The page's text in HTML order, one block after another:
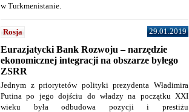
w Turkmenistanie.
Rosja 29.01.2019
Eurazjatycki Bank Rozwoju – narzędzie
ekonomicznej integracji na obszarze byłego
ZSRR
Jednym z priorytetów polityki prezydenta Władimira
Putina po jego dojściu do władzy na początku XXI
wieku była odbudowa pozycji i prestiżu